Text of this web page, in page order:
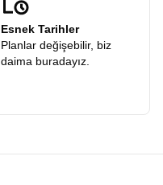
Esnek Tarihler
Planlar değişebilir, biz
daima buradayız.